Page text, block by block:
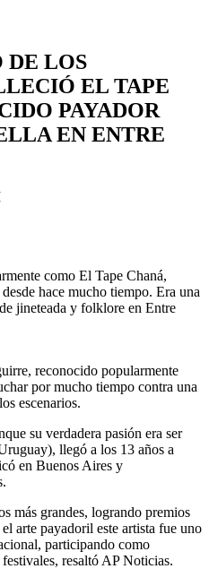
DE LOS
EL TAPE
PAYADOR
EN ENTRE
como El Tape Chaná,
hace mucho tiempo. Era una
jineteada y folklore en Entre
reconocido popularmente
por mucho tiempo contra una
escenarios.
su verdadera pasión era ser
llegó a los 13 años a
en Buenos Aires y
más grandes, logrando premios
arte payadoril este artista fue uno
participando como
resaltó AP Noticias.